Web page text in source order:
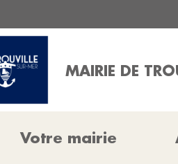
MAIRIE DE
Votre mairie